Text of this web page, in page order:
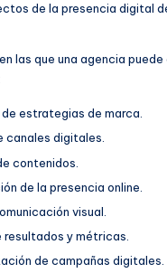
de la presencia digital
las que una agencia
estrategias de marca.
canales digitales.
contenidos.
de la presencia online.
visual.
resultados y métricas.
de campañas digitales.